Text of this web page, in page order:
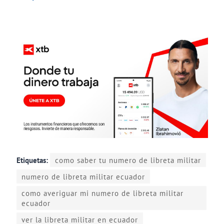
Etiquetas:
como saber tu numero de libreta militar
numero de libreta militar ecuador
como averiguar mi numero de libreta militar
ecuador
ver la libreta militar en ecuador